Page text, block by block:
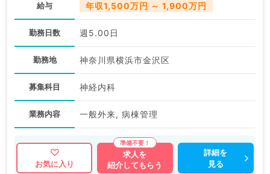
給与 年収1,500万円 ～ 1,900万円
勤務日数 週5.00日
勤務地 神奈川県横浜市金沢区
募集科目 神経内科
業務内容 一般外来, 病棟管理
お気に入り
求人を
紹介してもらう
詳細を
見る